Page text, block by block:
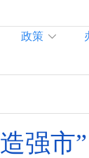
政策
强市”